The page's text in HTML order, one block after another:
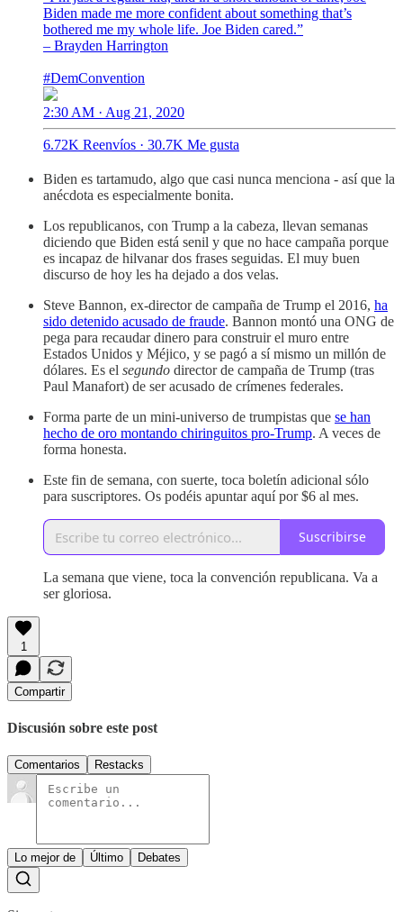
Biden made me more confident about something that’s
bothered me my whole life. Joe Biden cared.”
– Brayden Harrington
#DemConvention
2:30 AM · Aug 21, 2020
6.72K Reenvíos · 30.7K Me gusta
Biden es tartamudo, algo que casi nunca menciona - así que la
anécdota es especialmente bonita.
Los republicanos, con Trump a la cabeza, llevan semanas
diciendo que Biden está senil y que no hace campaña porque
es incapaz de hilvanar dos frases seguidas. El muy buen
discurso de hoy les ha dejado a dos velas.
Steve Bannon, ex-director de campaña de Trump el 2016, ha
sido detenido acusado de fraude. Bannon montó una ONG de
pega para recaudar dinero para construir el muro entre
Estados Unidos y Méjico, y se pagó a sí mismo un millón de
dólares. Es el segundo director de campaña de Trump (tras
Paul Manafort) de ser acusado de crímenes federales.
Forma parte de un mini-universo de trumpistas que se han
hecho de oro montando chiringuitos pro-Trump. A veces de
forma honesta.
Este fin de semana, con suerte, toca boletín adicional sólo
para suscriptores. Os podéis apuntar aquí por $6 al mes.
Suscribirse
La semana que viene, toca la convención republicana. Va a
ser gloriosa.
1
Compartir
Discusión sobre este post
Comentarios Restacks
Lo mejor de Último Debates